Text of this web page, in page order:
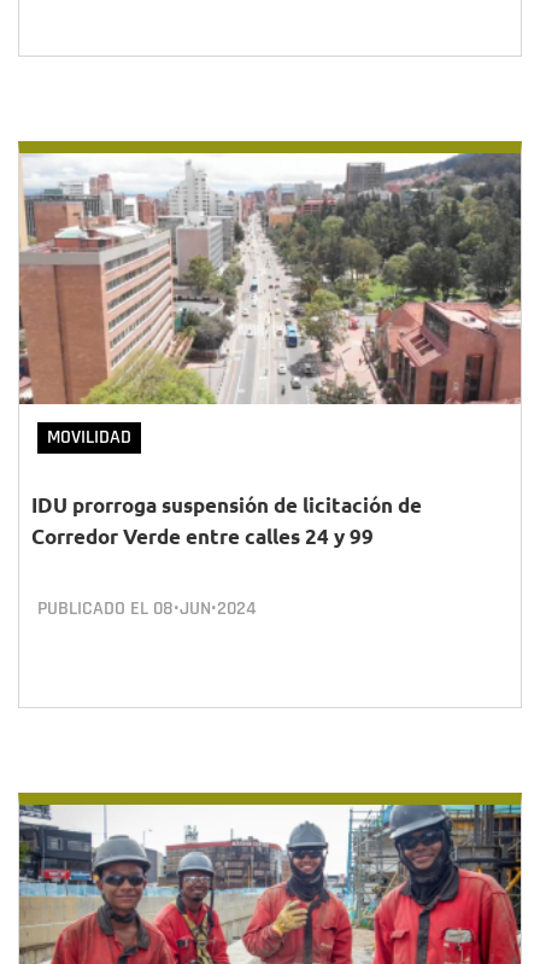
MOVILIDAD
IDU prorroga suspensión de licitación de
Corredor Verde entre calles 24 y 99
PUBLICADO EL 08•JUN•2024